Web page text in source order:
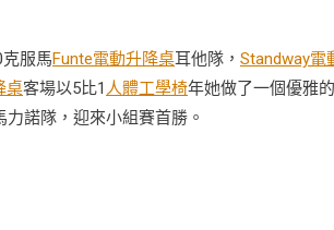
服馬Funte電動升降桌耳他隊， Standway電
桌客場以5比1 人體工學椅年她做了一個優雅
諾隊，迎來小組賽首勝。